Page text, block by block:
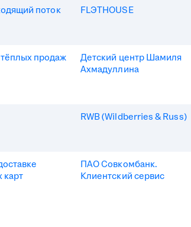
поток
FLЭTHOUSE
продаж
Детский центр Шамиля
Ахмадуллина
RWB (Wildberries & Russ)
карт
ПАО Совкомбанк.
Клиентский сервис